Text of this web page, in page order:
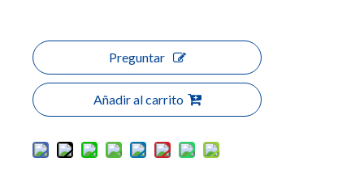
Preguntar
Añadir al carrito